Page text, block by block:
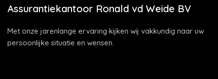
Assurantiekantoor Ronald vd Weide BV
Met onze jarenlange ervaring kijken wij vakkundig naar uw
persoonlijke situatie en wensen.